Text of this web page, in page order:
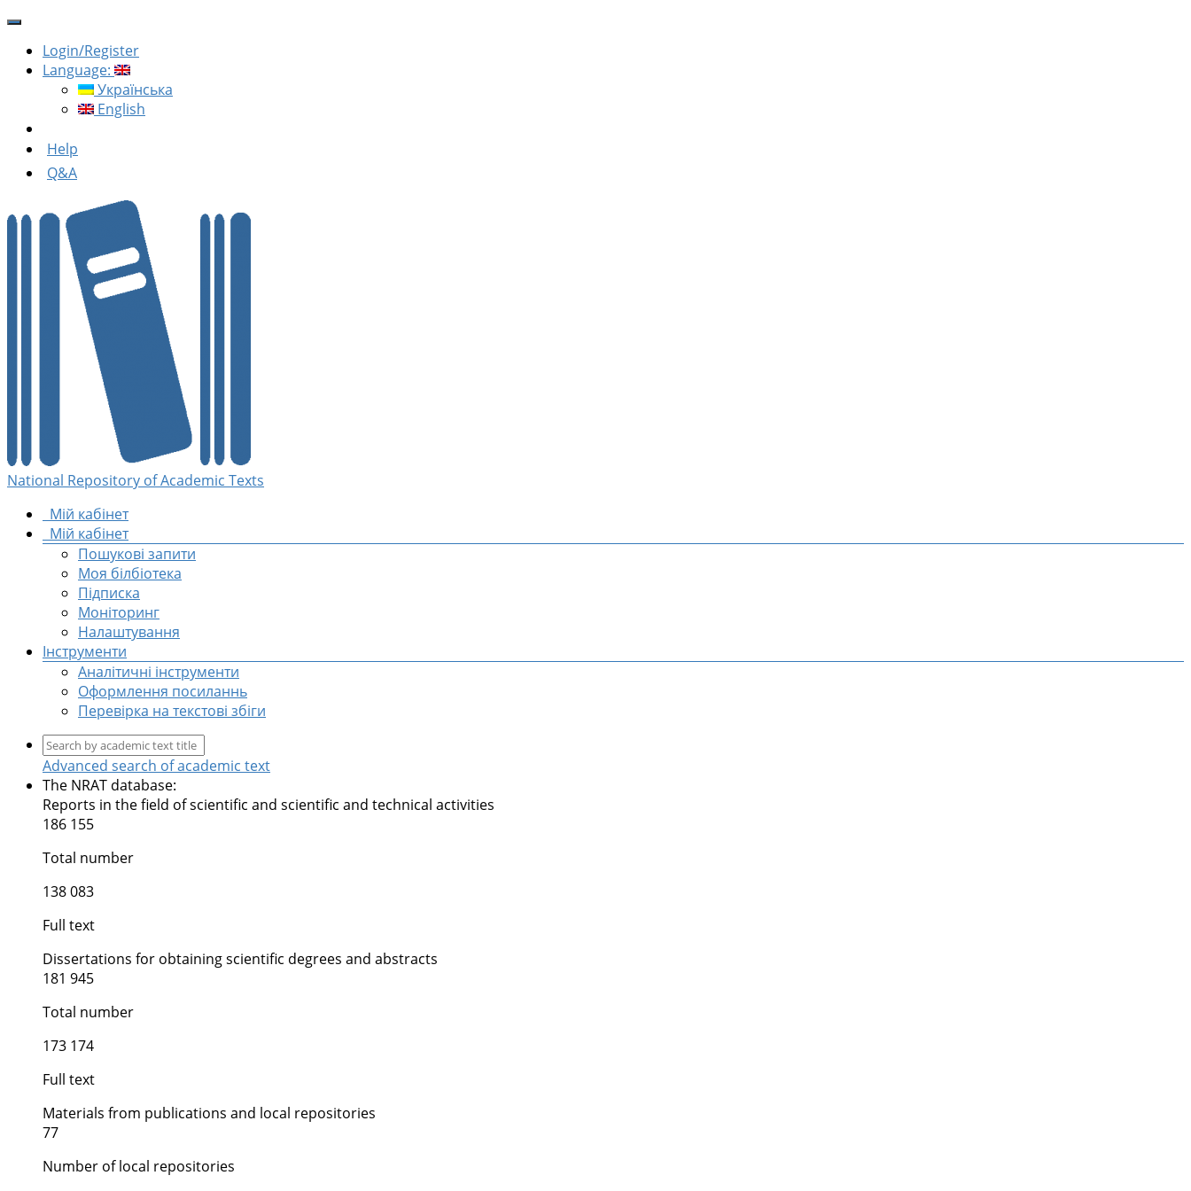
Login/Register
Language:
Українська
English
Help
Q&A
National Repository of Academic Texts
Мій кабінет
Мій кабінет
Пошукові запити
Моя білбіотека
Підписка
Моніторинг
Налаштування
Інструменти
Аналітичні інструменти
Оформлення посиланнь
Перевірка на текстові збіги
Advanced search of academic text
The NRAT database:
Reports in the field of scientific and scientific and technical activities
186 155
Total number
138 083
Full text
Dissertations for obtaining scientific degrees and abstracts
181 945
Total number
173 174
Full text
Materials from publications and local repositories
77
Number of local repositories